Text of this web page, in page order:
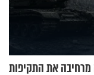
מרחיבה את התקיפות